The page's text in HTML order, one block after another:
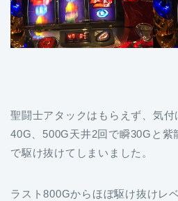
聖闘士アタックはもらえず、気
40G、500G天井2回で瞬30Gと紫
で駆け抜けてしまいました。
ラスト800Gからほぼ駆け抜けレ